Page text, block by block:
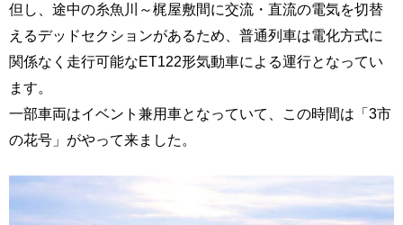
但し、途中の糸魚川～梶屋敷間に交流・直流の電気を切替
えるデッドセクションがあるため、普通列車は電化方式に
関係なく走行可能なET122形気動車による運行となってい
ます。
一部車両はイベント兼用車となっていて、この時間は「3市
の花号」がやって来ました。